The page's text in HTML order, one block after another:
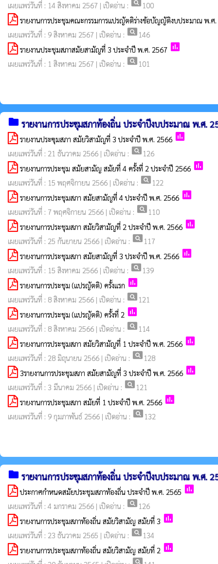
เผยแพร่วันที่ : 14 สิงหาคม 2567 | เปิดอ่าน : pageview 100
รายงานการประชุมคณะกรรมการแปรญัตติร่างข้อบัญญัติงบประมาณ พ.ศ
เผยแพร่วันที่ : 9 สิงหาคม 2567 | เปิดอ่าน : pageview 146
รายงานประชุมสภาสมัยสามัญที่ 3 ประจำปี พ.ศ. 2567 poll
เผยแพร่วันที่ : 1 สิงหาคม 2567 | เปิดอ่าน : pageview 101
folder รายงานการประชุมสภาท้องถิ่น ประจำปีงบประมาณ พ.ศ.
รายงานประฃุมสภา สมัยวิสามัญที่ 3 ประจำปี พ.ศ. 2566 poll
เผยแพร่วันที่ : 21 ธันวาคม 2566 | เปิดอ่าน : pageview 126
รายงานการประชุม สมัยสามัญ สมัยที่ 4 ครั้งที่ 2 ประจำปี 2566 poll
เผยแพร่วันที่ : 15 พฤศจิกายน 2566 | เปิดอ่าน : pageview 122
รายงานการประชุมสภา สมัยสามัญที่ 4 ประจำปี พ.ศ. 2566 poll
เผยแพร่วันที่ : 7 พฤศจิกายน 2566 | เปิดอ่าน : pageview 110
รายงานการประชุมสภา สมัยวิสามัญที่ 2 ประจำปี พ.ศ. 2566 poll
เผยแพร่วันที่ : 25 กันยายน 2566 | เปิดอ่าน : pageview 117
รายงานการประชุมสภา สมัยสามัญที่ 3 ประจำปี พ.ศ. 2566 poll
เผยแพร่วันที่ : 15 สิงหาคม 2566 | เปิดอ่าน : pageview 139
รายงานการประชุม (แปรญัตติ) ครั้งแรก poll
เผยแพร่วันที่ : 8 สิงหาคม 2566 | เปิดอ่าน : pageview 121
รายงานการประชุม (แปรญัตติ) ครั้งที่ 2 poll
เผยแพร่วันที่ : 8 สิงหาคม 2566 | เปิดอ่าน : pageview 114
รายงานการประชุมสภา สมัยวิสามัญที่ 1 ประจำปี พ.ศ. 2566 poll
เผยแพร่วันที่ : 28 มิถุนายน 2566 | เปิดอ่าน : pageview 128
3รายงานการประชุมสภา สมัยสามัญที่ 3 ประจำปี พ.ศ. 2566 poll
เผยแพร่วันที่ : 3 มีนาคม 2566 | เปิดอ่าน : pageview 121
รายงานการประชุมสภา สมัยที่ 1 ประจำปี พ.ศ. 2566 poll
เผยแพร่วันที่ : 9 กุมภาพันธ์ 2566 | เปิดอ่าน : pageview 132
folder รายงานการประชุมสภาท้องถิ่น ประจำปีงบประมาณ พ.ศ.
ประกาศกำหนดสมัยประชุมสภาท้องถิ่น ประจำปี พ.ศ. 2565 poll
เผยแพร่วันที่ : 4 มกราคม 2566 | เปิดอ่าน : pageview 126
รายงานการประชุมสภาท้องถิ่น สมัยวิสามัญ สมัยที่ 3 poll
เผยแพร่วันที่ : 23 ธันวาคม 2565 | เปิดอ่าน : pageview 134
รายงานการประชุมสภาท้องถิ่น สมัยวิสามัญ สมัยที่ 2 poll
pageview